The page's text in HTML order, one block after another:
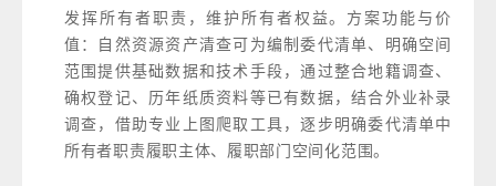
功能与价
明确空间
籍调查、
外业补录
代清单中
基础。方案功能与价值：自然资源资产清
有专项调查成果数据，补充价格收益等信
摸清各类自然资源资产的实物量、价值量
况，为切实履行自然资源资产所有者职责
撑，最终实现全民所有自然资源资产保值增